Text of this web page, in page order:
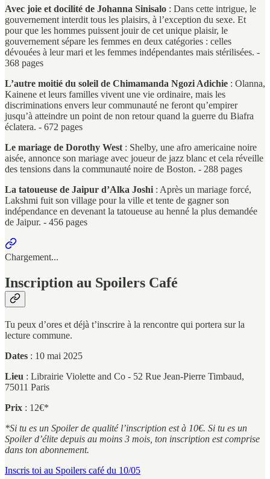
Avec joie et docilité de Johanna Sinisalo : Dans cette intrigue, le
gouvernement interdit tous les plaisirs, à l’exception du sexe. Et
pour que les hommes puissent jouir de cet unique plaisir, le
gouvernement sépare les femmes en deux catégories : celles
dévouées à leur mari et les femmes indépendantes mais stérilisées. -
368 pages
L’autre moitié du soleil de Chimamanda Ngozi Adichie : Olanna,
Kainene et leurs familles vivent une vie ordinaire, mais les
discriminations envers leur communauté ne feront qu’empirer
jusqu’à atteindre un point de non retour quand la guerre du Biafra
éclatera. - 672 pages
Le mariage de Dorothy West : Shelby, une afro americaine noire
aisée, annonce son mariage avec joueur de jazz blanc et cela réveille
des tensions dans la communauté noire de Boston. - 288 pages
La tatoueuse de Jaipur d’Alka Joshi : Après un mariage forcé,
Lakshmi fuit son village pour la ville et tente de gagner son
indépendance en devenant la tatoueuse au henné la plus demandée
de Jaipur. - 456 pages
Chargement...
Inscription au Spoilers Café
Tu peux d’ores et déjà t’inscrire à la rencontre qui portera sur la
lecture commune.
Dates : 10 mai 2025
Lieu : Librairie Violette and Co - 52 Rue Jean-Pierre Timbaud,
75011 Paris
Prix : 12€*
*Si tu es un Spoiler de qualité l’inscription est à 10€. Si tu es un
Spoiler d’élite depuis au moins 3 mois, ton inscription est comprise
dans ton abonnement.
Inscris toi au Spoilers café du 10/05